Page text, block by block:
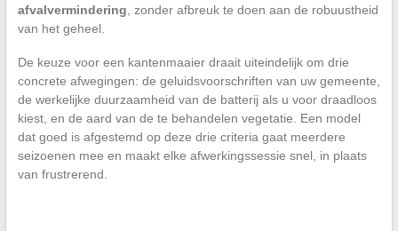
afvalvermindering, zonder afbreuk te doen aan de robuustheid
van het geheel.
De keuze voor een kantenmaaier draait uiteindelijk om drie
concrete afwegingen: de geluidsvoorschriften van uw gemeente,
de werkelijke duurzaamheid van de batterij als u voor draadloos
kiest, en de aard van de te behandelen vegetatie. Een model
dat goed is afgestemd op deze drie criteria gaat meerdere
seizoenen mee en maakt elke afwerkingssessie snel, in plaats
van frustrerend.